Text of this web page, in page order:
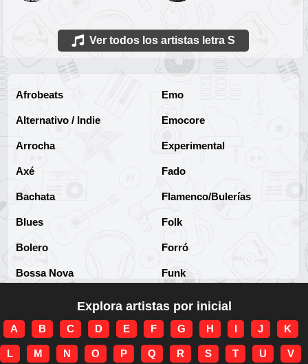
Ver todos los artistas letra S
Afrobeats
Alternativo / Indie
Arrocha
Axé
Bachata
Blues
Bolero
Bossa Nova
Brega-funk
Cha-Cha
Emo
Emocore
Experimental
Fado
Flamenco/Bulerías
Folk
Forró
Funk
Funk Internacional
Gospel/Religioso
Explora artistas por inicial
A B C D E F G H I J K
L M N O P Q R S T U V